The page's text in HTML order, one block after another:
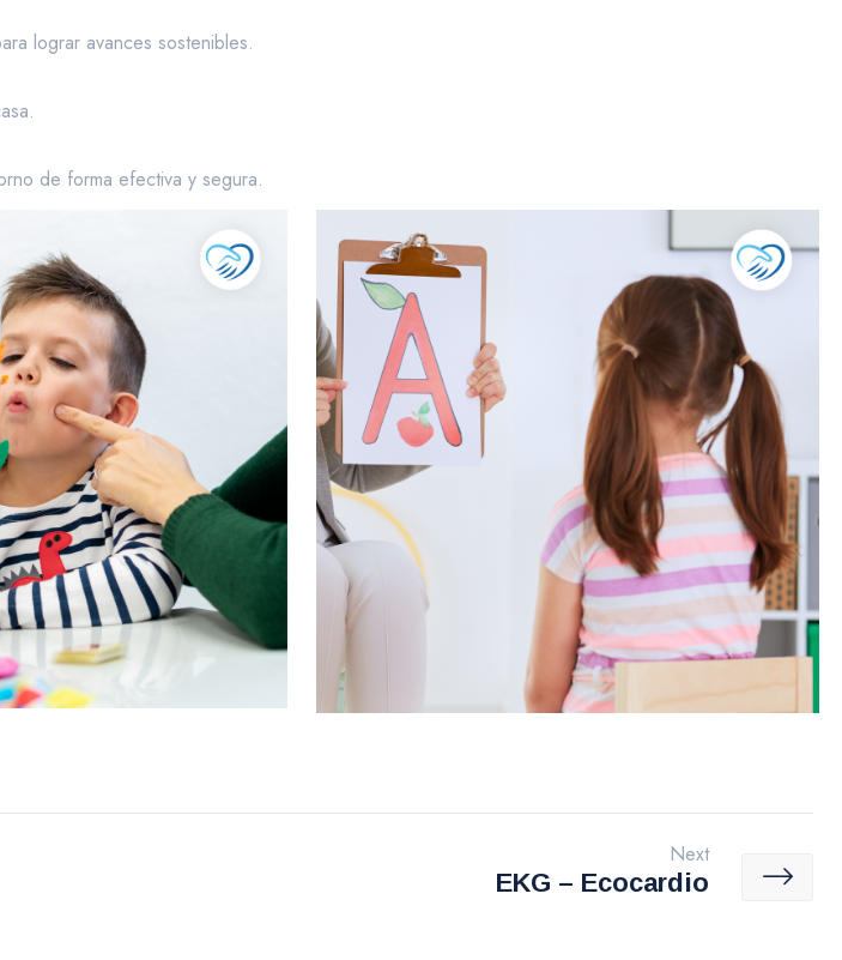
lograr avances sostenibles.
de forma efectiva y segura.
Next
EKG – Ecocardio